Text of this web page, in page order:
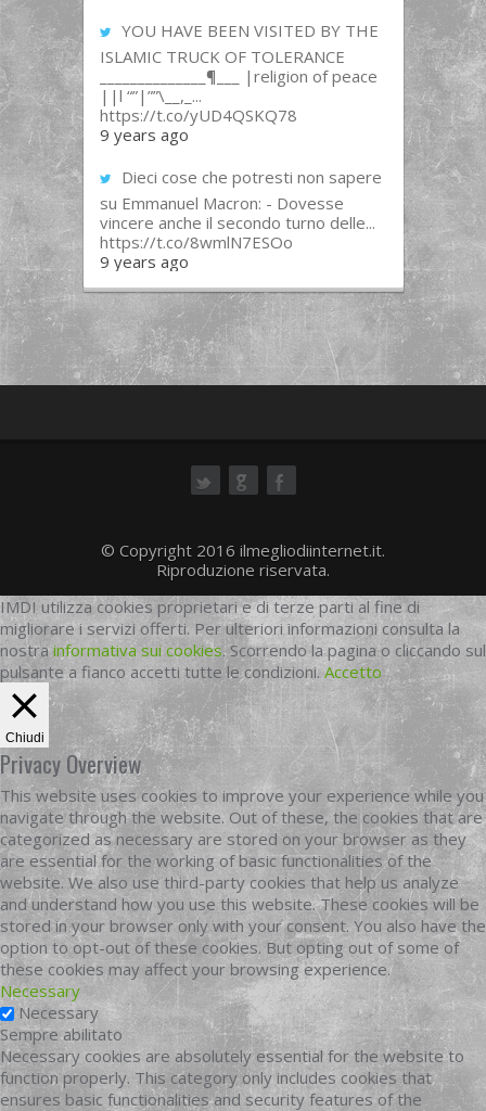
YOU HAVE BEEN VISITED BY THE
ISLAMIC TRUCK OF TOLERANCE
______________¶___ |religion of peace
||l “”|””\__,_...
https://t.co/yUD4QSKQ78
9 years ago
Dieci cose che potresti non sapere
su Emmanuel Macron: - Dovesse
vincere anche il secondo turno delle...
https://t.co/8wmlN7ESOo
9 years ago
© Copyright 2016 ilmegliodiinternet.it.
Riproduzione riservata.
IMDI utilizza cookies proprietari e di terze parti al fine di
migliorare i servizi offerti. Per ulteriori informazioni consulta la
nostrainformativa sui cookies. Scorrendo la pagina o cliccando sul
pulsante a fianco accetti tutte le condizioni.Accetto
Chiudi
Privacy Overview
This website uses cookies to improve your experience while you
navigate through the website. Out of these, the cookies that are
categorized as necessary are stored on your browser as they
are essential for the working of basic functionalities of the
website. We also use third-party cookies that help us analyze
and understand how you use this website. These cookies will be
stored in your browser only with your consent. You also have the
option to opt-out of these cookies. But opting out of some of
these cookies may affect your browsing experience.
Necessary
Necessary
Sempre abilitato
Necessary cookies are absolutely essential for the website to
function properly. This category only includes cookies that
ensures basic functionalities and security features of the